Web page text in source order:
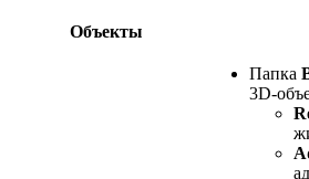
Объекты
Папка
3D-